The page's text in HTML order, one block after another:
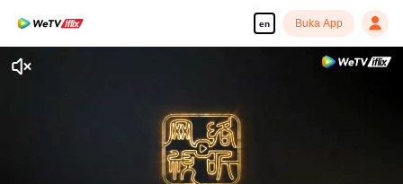
en Buka App